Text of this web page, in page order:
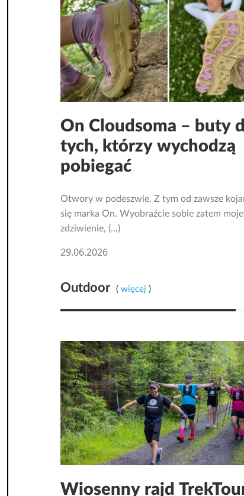
On Cloudsoma – buty
tych, którzy wychodzą
pobiegać
Otwory w podeszwie. Z tym od zawsze
się marka On. Wyobraźcie sobie zatem moje
zdziwienie, (...)
29.06.2026
Outdoor ( więcej )
Wiosenny rajd